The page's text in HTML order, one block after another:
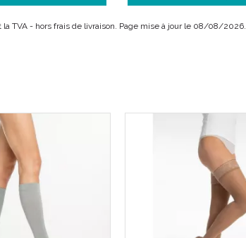
la TVA - hors frais de livraison. Page mise à jour le 08/08/2026.